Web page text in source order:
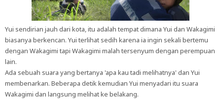
Yui sendirian jauh dari kota, itu adalah tempat dimana Yui dan Wakagimi
biasanya berkencan. Yui terlihat sedih karena ia ingin sekali bertemu
dengan Wakagimi tapi Wakagimi malah tersenyum dengan perempuan
lain.
Ada sebuah suara yang bertanya 'apa kau tadi melihatnya' dan Yui
membenarkan. Beberapa detik kemudian Yui menyadari itu suara
Wakagimi dan langsung melihat ke belakang.